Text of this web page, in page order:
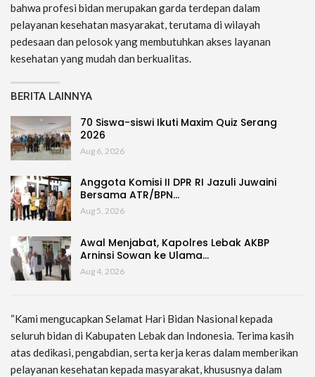
bahwa profesi bidan merupakan garda terdepan dalam
pelayanan kesehatan masyarakat, terutama di wilayah
pedesaan dan pelosok yang membutuhkan akses layanan
kesehatan yang mudah dan berkualitas.
BERITA LAINNYA
70 Siswa-siswi Ikuti Maxim Quiz Serang
2026
Aug 6, 2026
Anggota Komisi II DPR RI Jazuli Juwaini
Bersama ATR/BPN…
Aug 5, 2026
Awal Menjabat, Kapolres Lebak AKBP
Arninsi Sowan ke Ulama…
Aug 4, 2026
“Kami mengucapkan Selamat Hari Bidan Nasional kepada
seluruh bidan di Kabupaten Lebak dan Indonesia. Terima kasih
atas dedikasi, pengabdian, serta kerja keras dalam memberikan
pelayanan kesehatan kepada masyarakat, khususnya dalam